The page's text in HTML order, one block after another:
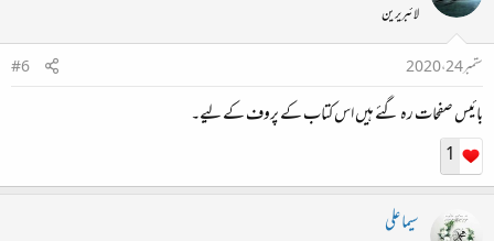
لائبریرین
ستمبر 24، 2020
#6
بائیس صفحات رہ گئے ہیں اس کتاب کے پروف کے لیے۔
1
سیما علی